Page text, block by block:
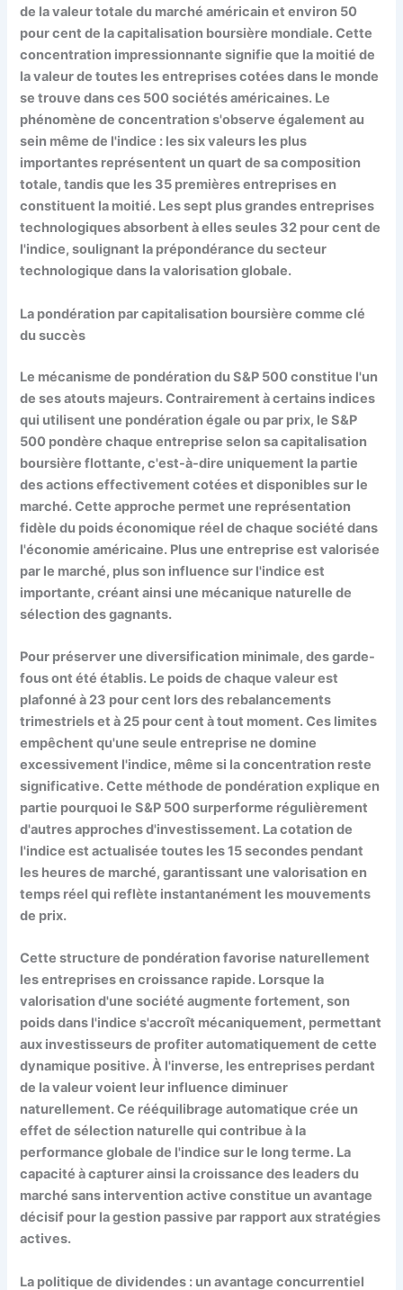
de la valeur totale du marché américain et environ 50
pour cent de la capitalisation boursière mondiale. Cette
concentration impressionnante signifie que la moitié de
la valeur de toutes les entreprises cotées dans le monde
se trouve dans ces 500 sociétés américaines. Le
phénomène de concentration s'observe également au
sein même de l'indice : les six valeurs les plus
importantes représentent un quart de sa composition
totale, tandis que les 35 premières entreprises en
constituent la moitié. Les sept plus grandes entreprises
technologiques absorbent à elles seules 32 pour cent de
l'indice, soulignant la prépondérance du secteur
technologique dans la valorisation globale.
La pondération par capitalisation boursière comme clé
du succès
Le mécanisme de pondération du S&P 500 constitue l'un
de ses atouts majeurs. Contrairement à certains indices
qui utilisent une pondération égale ou par prix, le S&P
500 pondère chaque entreprise selon sa capitalisation
boursière flottante, c'est-à-dire uniquement la partie
des actions effectivement cotées et disponibles sur le
marché. Cette approche permet une représentation
fidèle du poids économique réel de chaque société dans
l'économie américaine. Plus une entreprise est valorisée
par le marché, plus son influence sur l'indice est
importante, créant ainsi une mécanique naturelle de
sélection des gagnants.
Pour préserver une diversification minimale, des garde-
fous ont été établis. Le poids de chaque valeur est
plafonné à 23 pour cent lors des rebalancements
trimestriels et à 25 pour cent à tout moment. Ces limites
empêchent qu'une seule entreprise ne domine
excessivement l'indice, même si la concentration reste
significative. Cette méthode de pondération explique en
partie pourquoi le S&P 500 surperforme régulièrement
d'autres approches d'investissement. La cotation de
l'indice est actualisée toutes les 15 secondes pendant
les heures de marché, garantissant une valorisation en
temps réel qui reflète instantanément les mouvements
de prix.
Cette structure de pondération favorise naturellement
les entreprises en croissance rapide. Lorsque la
valorisation d'une société augmente fortement, son
poids dans l'indice s'accroît mécaniquement, permettant
aux investisseurs de profiter automatiquement de cette
dynamique positive. À l'inverse, les entreprises perdant
de la valeur voient leur influence diminuer
naturellement. Ce rééquilibrage automatique crée un
effet de sélection naturelle qui contribue à la
performance globale de l'indice sur le long terme. La
capacité à capturer ainsi la croissance des leaders du
marché sans intervention active constitue un avantage
décisif pour la gestion passive par rapport aux stratégies
actives.
La politique de dividendes : un avantage concurrentiel